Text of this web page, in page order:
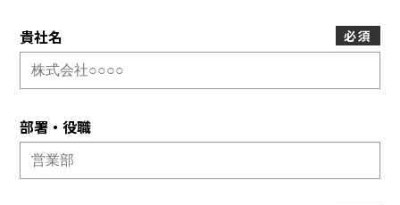
貴社名 必須
部署・役職